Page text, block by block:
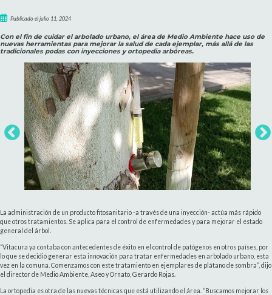
Publicado el julio 11, 2024
Con el fin de cuidar el arbolado urbano, el área de Medio Ambiente hace uso de
nuevas herramientas para mejorar la salud de cada ejemplar, más allá de las
tradicionales podas con inyecciones y ortopedia arbóreas.
La administración de un producto fitosanitario -a través de una inyección- actúa más rápido
que otros tratamientos. Se aplica para el control de enfermedades y para mejorar el estado
general del árbol.
“Vitacura ya contaba con antecedentes de éxito en el control de patógenos en otros países, por
lo que se decidió generar esta innovación para tratar enfermedades en arbolado urbano, esta
vez en la comuna. Comenzamos con este tratamiento en ejemplares de plátano de sombra”, dijo
el director de Medio Ambiente, Aseo y Ornato, Gerardo Rojas.
La ortopedia es otra de las nuevas técnicas que está utilizando el área. “Buscamos mejorar los